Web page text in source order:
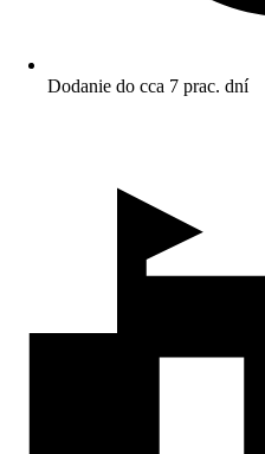
Dodanie do cca 7 prac. dní